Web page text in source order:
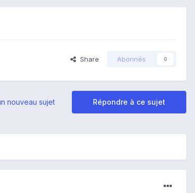
Share Abonnés 0
Répondre à ce sujet
nouveau sujet